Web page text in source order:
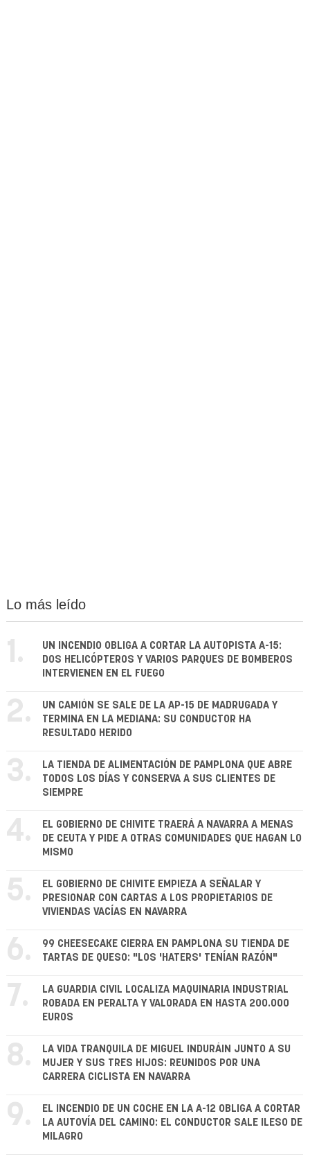
Lo más leído
1.
UN INCENDIO OBLIGA A CORTAR LA AUTOPISTA A-15:
DOS HELICÓPTEROS Y VARIOS PARQUES DE BOMBEROS
INTERVIENEN EN EL FUEGO
2.
UN CAMIÓN SE SALE DE LA AP-15 DE MADRUGADA Y
TERMINA EN LA MEDIANA: SU CONDUCTOR HA
RESULTADO HERIDO
3.
LA TIENDA DE ALIMENTACIÓN DE PAMPLONA QUE ABRE
TODOS LOS DÍAS Y CONSERVA A SUS CLIENTES DE
SIEMPRE
4.
EL GOBIERNO DE CHIVITE TRAERÁ A NAVARRA A MENAS
DE CEUTA Y PIDE A OTRAS COMUNIDADES QUE HAGAN LO
MISMO
5.
EL GOBIERNO DE CHIVITE EMPIEZA A SEÑALAR Y
PRESIONAR CON CARTAS A LOS PROPIETARIOS DE
VIVIENDAS VACÍAS EN NAVARRA
6.
99 CHEESECAKE CIERRA EN PAMPLONA SU TIENDA DE
TARTAS DE QUESO: "LOS 'HATERS' TENÍAN RAZÓN"
7.
LA GUARDIA CIVIL LOCALIZA MAQUINARIA INDUSTRIAL
ROBADA EN PERALTA Y VALORADA EN HASTA 200.000
EUROS
8.
LA VIDA TRANQUILA DE MIGUEL INDURÁIN JUNTO A SU
MUJER Y SUS TRES HIJOS: REUNIDOS POR UNA
CARRERA CICLISTA EN NAVARRA
9.
EL INCENDIO DE UN COCHE EN LA A-12 OBLIGA A CORTAR
LA AUTOVÍA DEL CAMINO: EL CONDUCTOR SALE ILESO DE
MILAGRO